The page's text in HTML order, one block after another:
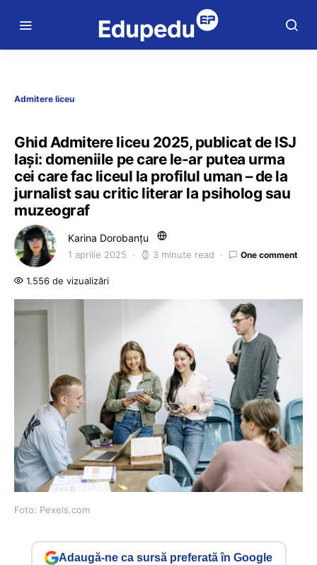
Admitere liceu
Ghid Admitere liceu 2025, publicat de ISJ
Iași: domeniile pe care le-ar putea urma
cei care fac liceul la profilul uman – de la
jurnalist sau critic literar la psiholog sau
muzeograf
Karina Dorobanțu
1 aprilie 2025 3 minute read One comment
1.556 de vizualizări
Foto: Pexels.com
Adaugă-ne ca sursă preferată în Google